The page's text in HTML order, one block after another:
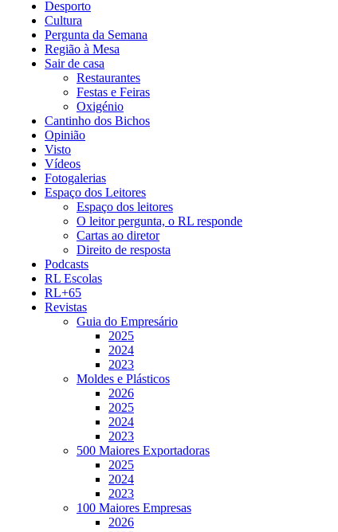
Desporto
Cultura
Pergunta da Semana
Região à Mesa
Sair de casa
Restaurantes
Festas e Feiras
Oxigénio
Cantinho dos Bichos
Opinião
Visto
Vídeos
Fotogalerias
Espaço dos Leitores
Espaço dos leitores
O leitor pergunta, o RL responde
Cartas ao diretor
Direito de resposta
Podcasts
RL Escolas
RL+65
Revistas
Guia do Empresário
2025
2024
2023
Moldes e Plásticos
2026
2025
2024
2023
500 Maiores Exportadoras
2025
2024
2023
100 Maiores Empresas
2026